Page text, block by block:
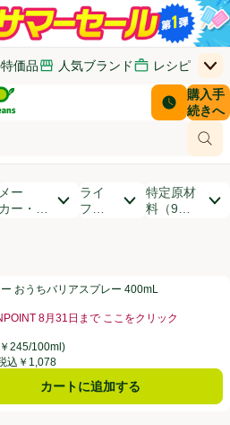
価品 人気ブランド レシピ
(新しいウィンドウで開く)
わせ
上
Beans
商
配送日時
購入手
続きへ
お客さ
￥0
リストを見る
メー
カー・ブ
ライ
フス
特定原材
料（9品
ー 400mL
点。
おうちバリアスプレー 400mL
50WAONPOINT 8月31日まで ここをクリック
245/100ml)
込￥1,078
カートに追加する